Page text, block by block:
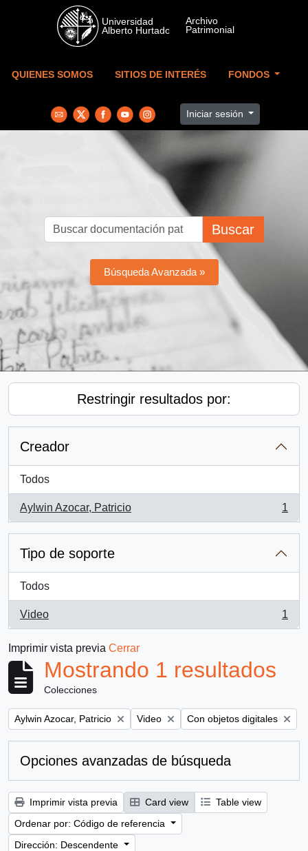
Skip to main content
QUIENES SOMOS SITIOS DE INTERÉS FONDOS
Iniciar sesión
Buscar
Búsqueda Avanzada »
Restringir resultados por:
Creador
Todos
Aylwin Azocar, Patricio
, 1 resultados
1
Tipo de soporte
Todos
Video
, 1 resultados
1
Imprimir vista previa Cerrar
Mostrando 1 resultados
Colecciones
Remove filter:
Aylwin Azocar, Patricio Remove filter:
Video Remove filter:
Con objetos digitales
Opciones avanzadas de búsqueda
Imprimir vista previa Card view
Table view
Ordenar por: Código de referencia
Dirección: Descendente